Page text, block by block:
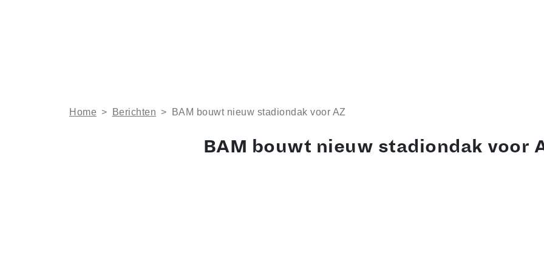
Home > Berichten > BAM bouwt nieuw stadiondak voor AZ
BAM bouwt nieuw stadiondak voor